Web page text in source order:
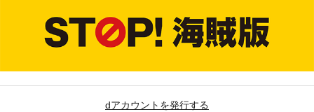
dアカウントを発行する